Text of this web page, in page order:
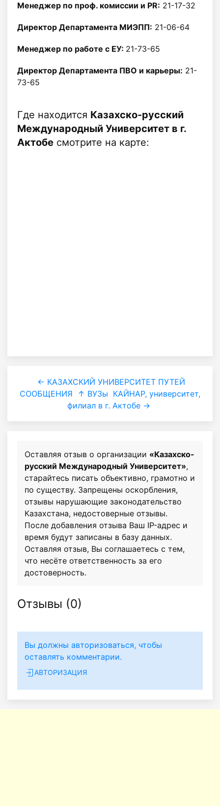
Менеджер по проф. комиссии и PR: 21-17-32
Директор Департамента МИЭПП: 21-06-64
Менеджер по работе с ЕУ: 21-73-65
Директор Департамента ПВО и карьеры: 21-
73-65
Где находится Казахско-русский
Международный Университет в г.
Актобе смотрите на карте:
← КАЗАХСКИЙ УНИВЕРСИТЕТ ПУТЕЙ
СООБЩЕНИЯ
↑ ВУЗы КАЙНАР, университет,
филиал в г. Актобе →
Оставляя отзыв о организации «Казахско-
русский Международный Университет»,
старайтесь писать объективно, грамотно и
по существу. Запрещены оскорбления,
отзывы нарушающие законодательство
Казахстана, недостоверные отзывы.
После добавления отзыва Ваш IP-адрес и
время будут записаны в базу данных.
Оставляя отзыв, Вы соглашаетесь с тем,
что несёте ответственность за его
достоверность.
Отзывы (0)
Вы должны авторизоваться, чтобы
оставлять комментарии.
АВТОРИЗАЦИЯ